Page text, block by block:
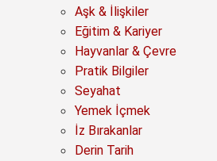
Aşk & İlişkiler
Eğitim & Kariyer
Hayvanlar & Çevre
Pratik Bilgiler
Seyahat
Yemek İçmek
İz Bırakanlar
Derin Tarih